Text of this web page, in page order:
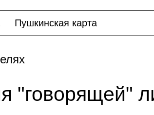
Пушкинская карта
"говорящей"